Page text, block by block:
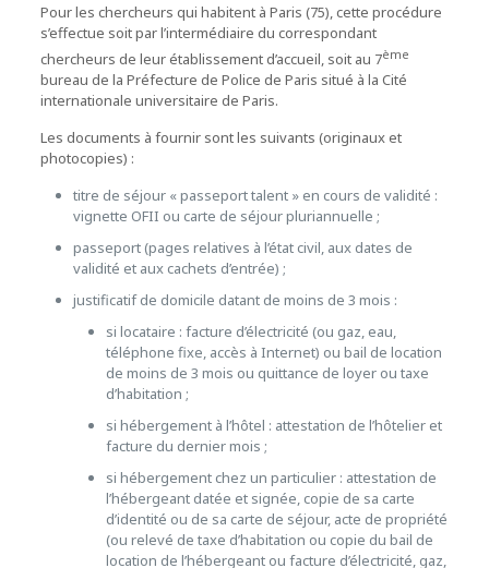
Pour les chercheurs qui habitent à Paris (75), cette procédure
s’effectue soit par l’intermédiaire du correspondant
chercheurs de leur établissement d’accueil, soit au 7ème
bureau de la Préfecture de Police de Paris situé à la Cité
internationale universitaire de Paris.
Les documents à fournir sont les suivants (originaux et
photocopies) :
titre de séjour « passeport talent » en cours de validité :
vignette OFII ou carte de séjour pluriannuelle ;
passeport (pages relatives à l’état civil, aux dates de
validité et aux cachets d’entrée) ;
justificatif de domicile datant de moins de 3 mois :
si locataire : facture d’électricité (ou gaz, eau,
téléphone fixe, accès à Internet) ou bail de location
de moins de 3 mois ou quittance de loyer ou taxe
d’habitation ;
si hébergement à l’hôtel : attestation de l’hôtelier et
facture du dernier mois ;
si hébergement chez un particulier : attestation de
l’hébergeant datée et signée, copie de sa carte
d’identité ou de sa carte de séjour, acte de propriété
(ou relevé de taxe d’habitation ou copie du bail de
location de l’hébergeant ou facture d’électricité, gaz,